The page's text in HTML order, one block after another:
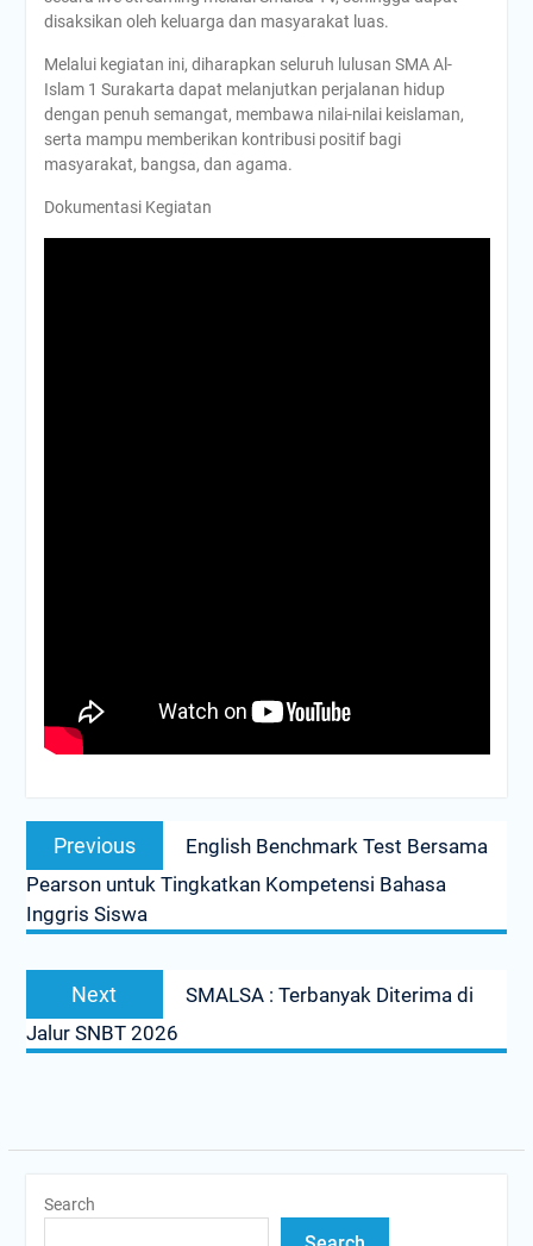
disaksikan oleh keluarga dan masyarakat luas.
Melalui kegiatan ini, diharapkan seluruh lulusan SMA Al-
Islam 1 Surakarta dapat melanjutkan perjalanan hidup
dengan penuh semangat, membawa nilai-nilai keislaman,
serta mampu memberikan kontribusi positif bagi
masyarakat, bangsa, dan agama.
Dokumentasi Kegiatan
navigation
Previous
Previous
post:
English Benchmark Test Bersama
Pearson untuk Tingkatkan Kompetensi Bahasa
Inggris Siswa
Next
post:
SMALSA : Terbanyak Diterima di
Jalur SNBT 2026
Search